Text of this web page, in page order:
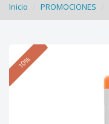
Inicio PROMOCIONES
10%